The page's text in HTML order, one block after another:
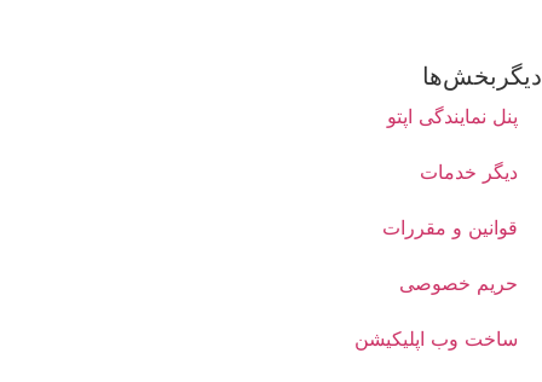
دیگربخش‌ها
پنل نمایندگی اپتو
دیگر خدمات
قوانین و مقررات
حریم خصوصی
ساخت وب اپلیکیشن